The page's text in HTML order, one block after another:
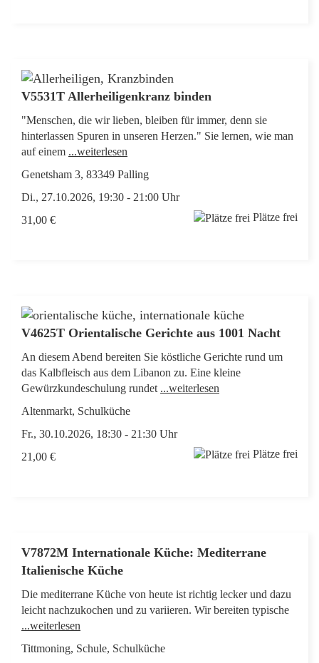
V5531T Allerheiligenkranz binden
"Menschen, die wir lieben, bleiben für immer, denn sie
hinterlassen Spuren in unseren Herzen." Sie lernen, wie man
auf einem ...weiterlesen
Genetsham 3, 83349 Palling
Di., 27.10.2026, 19:30 - 21:00 Uhr
31,00 €
Plätze frei
V4625T Orientalische Gerichte aus 1001 Nacht
An diesem Abend bereiten Sie köstliche Gerichte rund um
das Kalbfleisch aus dem Libanon zu. Eine kleine
Gewürzkundeschulung rundet ...weiterlesen
Altenmarkt, Schulküche
Fr., 30.10.2026, 18:30 - 21:30 Uhr
21,00 €
Plätze frei
V7872M Internationale Küche: Mediterrane
Italienische Küche
Die mediterrane Küche von heute ist richtig lecker und dazu
leicht nachzukochen und zu variieren. Wir bereiten typische
...weiterlesen
Tittmoning, Schule, Schulküche